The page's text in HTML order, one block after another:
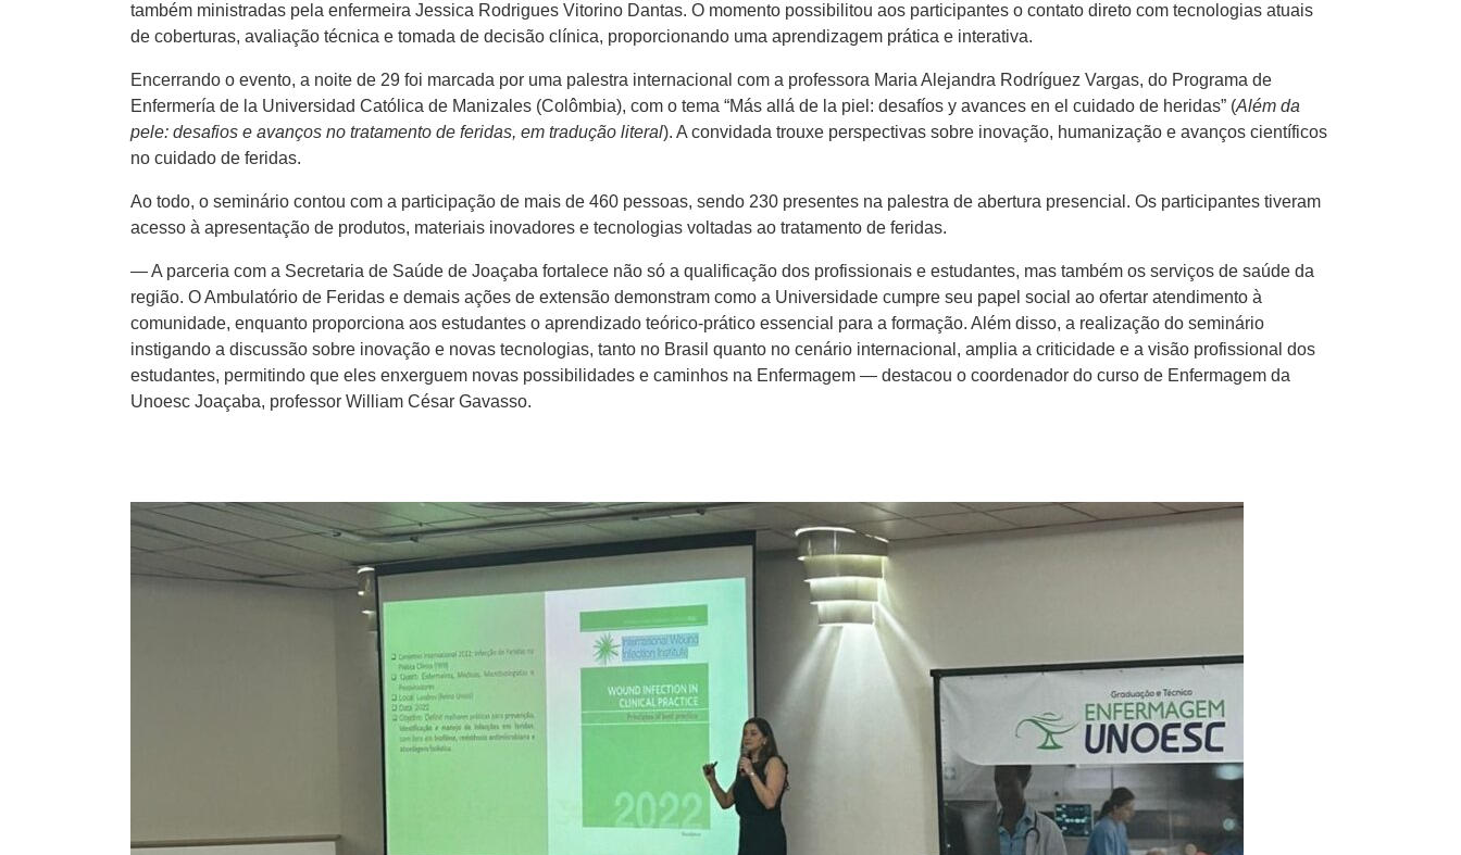
também ministradas pela enfermeira Jessica Rodrigues Vitorino Dantas. O momento possibilitou aos participantes o contato direto com tecnologias atuais
de coberturas, avaliação técnica e tomada de decisão clínica, proporcionando uma aprendizagem prática e interativa.
Encerrando o evento, a noite de 29 foi marcada por uma palestra internacional com a professora Maria Alejandra Rodríguez Vargas, do Programa de
Enfermería de la Universidad Católica de Manizales (Colômbia), com o tema “Más allá de la piel: desafíos y avances en el cuidado de heridas” (Além da
pele: desafios e avanços no tratamento de feridas, em tradução literal). A convidada trouxe perspectivas sobre inovação, humanização e avanços científicos
no cuidado de feridas.
Ao todo, o seminário contou com a participação de mais de 460 pessoas, sendo 230 presentes na palestra de abertura presencial. Os participantes tiveram
acesso à apresentação de produtos, materiais inovadores e tecnologias voltadas ao tratamento de feridas.
— A parceria com a Secretaria de Saúde de Joaçaba fortalece não só a qualificação dos profissionais e estudantes, mas também os serviços de saúde da
região. O Ambulatório de Feridas e demais ações de extensão demonstram como a Universidade cumpre seu papel social ao ofertar atendimento à
comunidade, enquanto proporciona aos estudantes o aprendizado teórico-prático essencial para a formação. Além disso, a realização do seminário
instigando a discussão sobre inovação e novas tecnologias, tanto no Brasil quanto no cenário internacional, amplia a criticidade e a visão profissional dos
estudantes, permitindo que eles enxerguem novas possibilidades e caminhos na Enfermagem — destacou o coordenador do curso de Enfermagem da
Unoesc Joaçaba, professor William César Gavasso.